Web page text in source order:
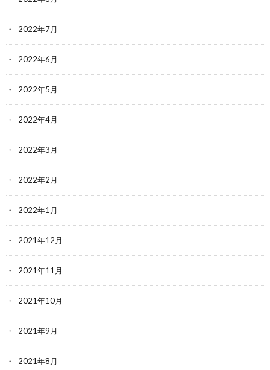
2022年7月
2022年6月
2022年5月
2022年4月
2022年3月
2022年2月
2022年1月
2021年12月
2021年11月
2021年10月
2021年9月
2021年8月